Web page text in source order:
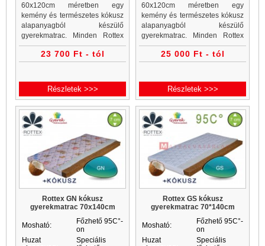
60x120cm méretben egy
kemény és természetes kókusz
alapanyagból készülő
gyerekmatrac. Minden Rottex
kókuszmatrac, gyerekmatrac és
gyerekmatracok a Matrac
23 700 Ft - tól
Részletek >>>
60x120cm méretben egy
kemény és természetes kókusz
alapanyagból készülő
gyerekmatrac. Minden Rottex
kókuszmatrac, gyerekmatrac és
gyerekmatracok a Matrac
25 000 Ft - tól
Részletek >>>
Rottex GN kókusz
gyerekmatrac 70x140cm
Mosható:
Főzhető 95C°-
on
Huzat
Speciális
Rottex GS kókusz
gyerekmatrac 70*140cm
Mosható:
Főzhető 95C°-
on
Huzat
Speciális